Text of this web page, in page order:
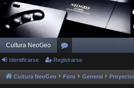
Cultura NeoGeo
or
os
Identificarse Registrarse
Cultura NeoGeo Foro General